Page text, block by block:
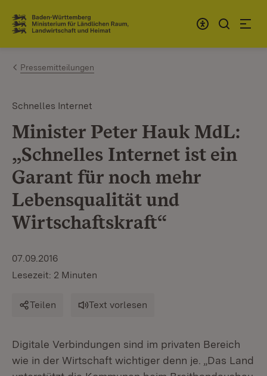
Zum Inhalt springen
Link zur Startseite
Pressemitteilungen
Schnelles Internet
Minister Peter Hauk MdL:
„Schnelles Internet ist ein
Garant für noch mehr
Lebensqualität und
Wirtschaftskraft“
07.09.2016
Lesezeit: 2 Minuten
Teilen Text vorlesen
Digitale Verbindungen sind im privaten Bereich
wie in der Wirtschaft wichtiger denn je. „Das Land